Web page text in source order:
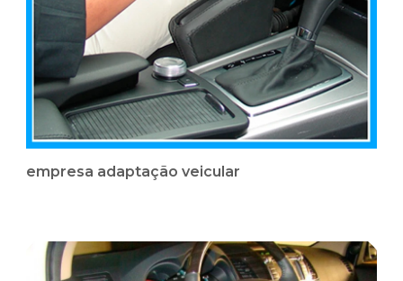
empresa adaptação veicular